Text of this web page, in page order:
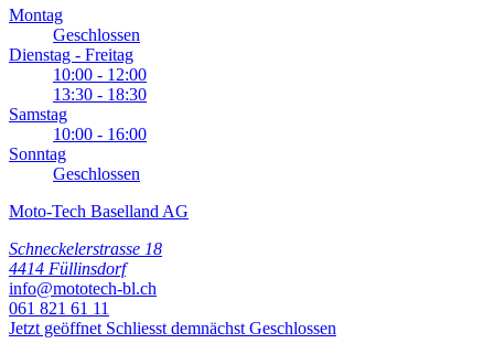
Montag
Geschlossen
Dienstag - Freitag
10:00 - 12:00
13:30 - 18:30
Samstag
10:00 - 16:00
Sonntag
Geschlossen
Moto-Tech Baselland AG
Schneckelerstrasse 18
4414 Füllinsdorf
info@mototech-bl.ch
061 821 61 11
Jetzt geöffnet Schliesst demnächst Geschlossen